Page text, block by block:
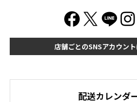
店舗ごとのSNSアカウン
配送カレンダ